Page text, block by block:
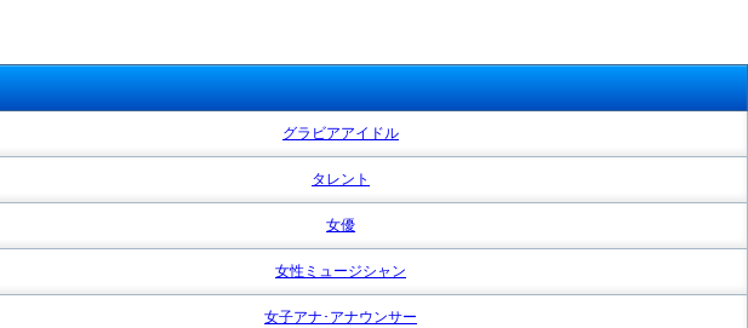
グラビアアイドル
タレント
女優
女性ミュージシャン
女子アナ･アナウンサー